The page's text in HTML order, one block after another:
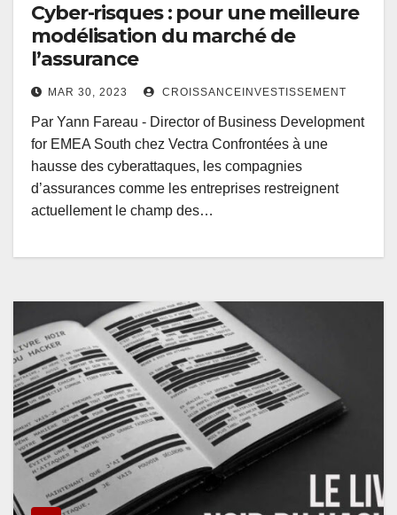
Cyber-risques : pour une meilleure
modélisation du marché de
l’assurance
MAR 30, 2023 CROISSANCEINVESTISSEMENT
Par Yann Fareau - Director of Business Development
for EMEA South chez Vectra Confrontées à une
hausse des cyberattaques, les compagnies
d’assurances comme les entreprises restreignent
actuellement le champ des…